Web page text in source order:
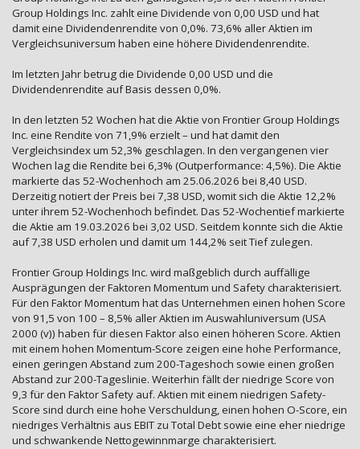
Group Holdings Inc. zahlt eine Dividende von 0,00 USD und hat
damit eine Dividendenrendite von 0,0%. 73,6% aller Aktien im
Vergleichsuniversum haben eine höhere Dividendenrendite.
Im letzten Jahr betrug die Dividende 0,00 USD und die
Dividendenrendite auf Basis dessen 0,0%.
In den letzten 52 Wochen hat die Aktie von Frontier Group Holdings
Inc. eine Rendite von 71,9% erzielt – und hat damit den
Vergleichsindex um 52,3% geschlagen. In den vergangenen vier
Wochen lag die Rendite bei 6,3% (Outperformance: 4,5%). Die Aktie
markierte das 52-Wochenhoch am 25.06.2026 bei 8,40 USD.
Derzeitig notiert der Preis bei 7,38 USD, womit sich die Aktie 12,2%
unter ihrem 52-Wochenhoch befindet. Das 52-Wochentief markierte
die Aktie am 19.03.2026 bei 3,02 USD. Seitdem konnte sich die Aktie
auf 7,38 USD erholen und damit um 144,2% seit Tief zulegen.
Frontier Group Holdings Inc. wird maßgeblich durch auffällige
Ausprägungen der Faktoren Momentum und Safety charakterisiert.
Für den Faktor Momentum hat das Unternehmen einen hohen Score
von 91,5 von 100 – 8,5% aller Aktien im Auswahluniversum (USA
2000 (v)) haben für diesen Faktor also einen höheren Score. Aktien
mit einem hohen Momentum-Score zeigen eine hohe Performance,
einen geringen Abstand zum 200-Tageshoch sowie einen großen
Abstand zur 200-Tageslinie. Weiterhin fällt der niedrige Score von
9,3 für den Faktor Safety auf. Aktien mit einem niedrigen Safety-
Score sind durch eine hohe Verschuldung, einen hohen O-Score, ein
niedriges Verhältnis aus EBIT zu Total Debt sowie eine eher niedrige
und schwankende Nettogewinnmarge charakterisiert.